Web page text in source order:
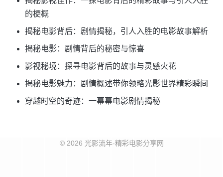
的梗概
揭秘电影背后：剧情揭秘，引人入胜的电影故事解析
揭秘电影：剧情背后的秘密与惊喜
影视秘境：探寻电影背后的故事与灵感火花
揭秘电影魅力：剧情概述带你领略光影世界精彩瞬间
穿越时空的奇迹：一幕幕电影剧情揭秘
© 2026 光影流年-精彩电影分享网